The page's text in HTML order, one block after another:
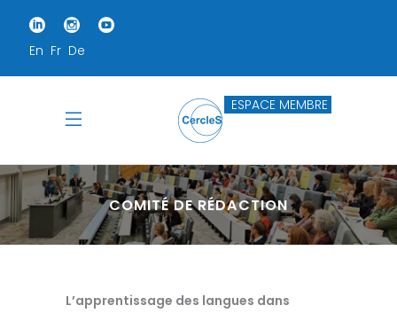
En Fr De
ESPACE MEMBRE
COMITÉ DE RÉDACTION
L’apprentissage des langues dans